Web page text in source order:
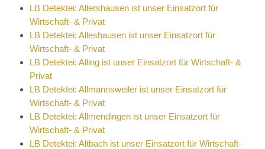
LB Detektei: Allershausen ist unser Einsatzort für
Wirtschaft- & Privat
LB Detektei: Alleshausen ist unser Einsatzort für
Wirtschaft- & Privat
LB Detektei: Alling ist unser Einsatzort für Wirtschaft- &
Privat
LB Detektei: Allmannsweiler ist unser Einsatzort für
Wirtschaft- & Privat
LB Detektei: Allmendingen ist unser Einsatzort für
Wirtschaft- & Privat
LB Detektei: Altbach ist unser Einsatzort für Wirtschaft-